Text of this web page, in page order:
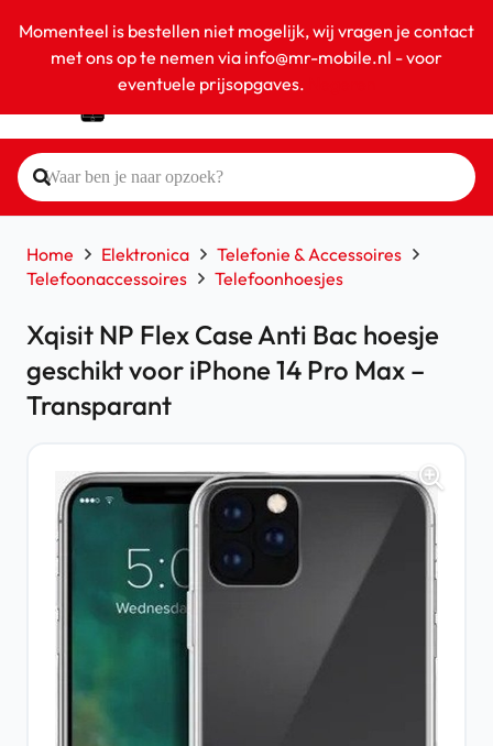
Momenteel is bestellen niet mogelijk, wij vragen je contact
met ons op te nemen via info@mr-mobile.nl - voor
eventuele prijsopgaves.
Home Elektronica
Telefonie & Accessoires
Telefoonaccessoires
Telefoonhoesjes
Xqisit NP Flex Case Anti Bac hoesje
geschikt voor iPhone 14 Pro Max –
Transparant